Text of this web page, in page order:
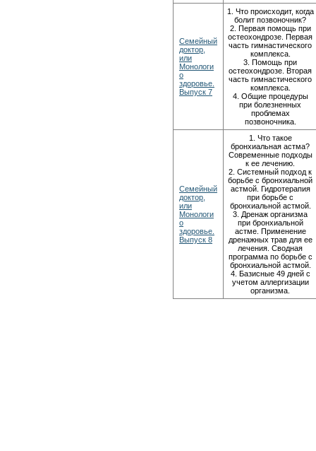
Семейный
доктор,
или
Монологи
о
здоровье.
Выпуск 7
1. Что происходит, когда
болит позвоночник?
2. Первая помощь при
остеохондрозе. Первая
часть гимнастического
комплекса.
3. Помощь при
остеохондрозе. Вторая
часть гимнастического
комплекса.
4. Общие процедуры
при болезненных
проблемах
позвоночника.
Семейный
доктор,
или
Монологи
о
здоровье.
Выпуск 8
1. Что такое
бронхиальная астма?
Современные подходы
к ее лечению.
2. Системный подход к
борьбе с бронхиальной
астмой. Гидротерапия
при борьбе с
бронхиальной астмой.
3. Дренаж организма
при бронхиальной
астме. Применение
дренажных трав для ее
лечения. Сводная
программа по борьбе с
бронхиальной астмой.
4. Базисные 49 дней с
учетом аллергизации
организма.